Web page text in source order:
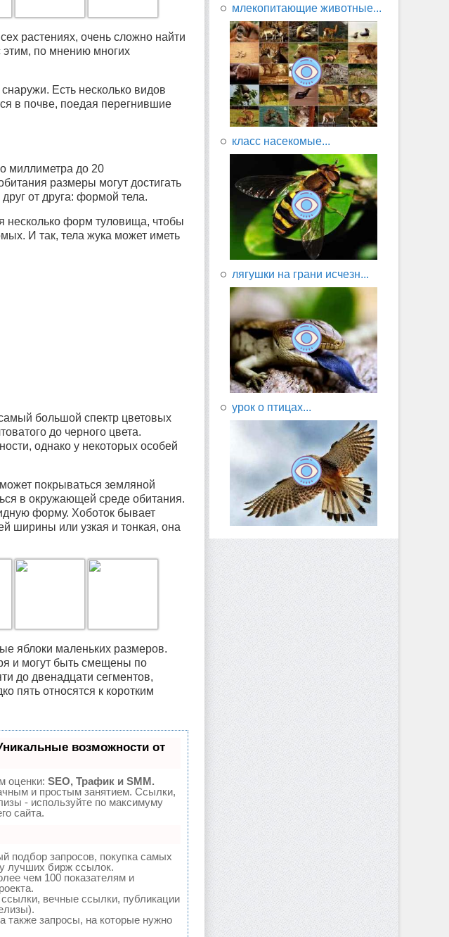
растениях, очень сложно найти
этим, по мнению многих
Есть несколько видов
в почве, поедая перегнившие
миллиметра до 20
размеры могут достигать
от друга: формой тела.
форм туловища, чтобы
И так, тела жука может иметь
большой спектр цветовых
до черного цвета.
однако у некоторых особей
покрываться земляной
в окружающей среде обитания.
форму. Хоботок бывает
ширины или узкая и тонкая, она
яблоки маленьких размеров.
и могут быть смещены по
до двенадцати сегментов,
пять относятся к коротким
возможности от
оценки: SEO, Трафик и SMM.
и простым занятием. Ссылки,
- используйте по максимуму
сайта.
подбор запросов, покупка самых
лучших бирж ссылок.
чем 100 показателям и
вечные ссылки, публикации
также запросы, на которые нужно
млекопитающие животные...
класс насекомые...
лягушки на грани исчезн...
урок о птицах...